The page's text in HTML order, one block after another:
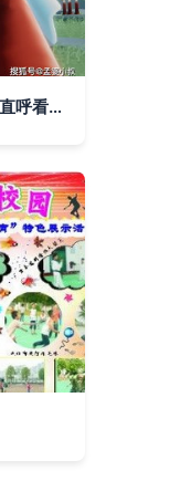
千烛不够燃 光遇肝帝深夜跑图，佛系玩家直呼看不懂